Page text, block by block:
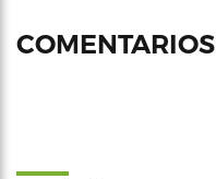
COMENTARIOS